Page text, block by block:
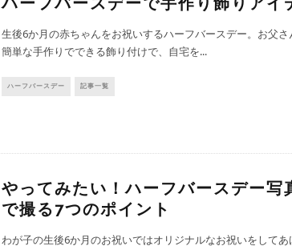
生後6か月の赤ちゃんをお祝いするハーフバースデー。お父
簡単な手作りでできる飾り付けで、自宅を...
ハーフバースデー 記事一覧
やってみたい！ハーフバースデー写
で撮る7つのポイント
わが子の生後6か月のお祝いではオリジナルなお祝いをして